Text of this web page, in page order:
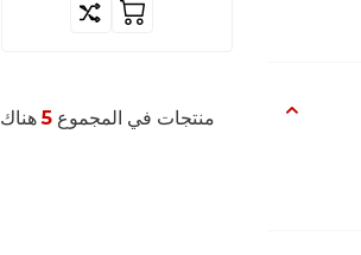
منتجات في المجموع 5هناك